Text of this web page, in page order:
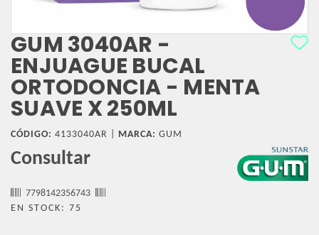
GUM 3040AR -
ENJUAGUE BUCAL
ORTODONCIA - MENTA
SUAVE X 250ML
CÓDIGO: 4133040AR | MARCA: GUM
Consultar
7798142356743
EN STOCK: 75